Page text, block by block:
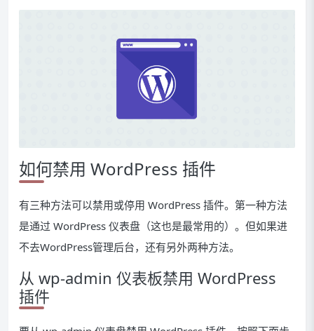
如何禁用 WordPress 插件
有三种方法可以禁用或停用 WordPress 插件。第一种方法
是通过 WordPress 仪表盘（这也是最常用的）。但如果进
不去WordPress管理后台，还有另外两种方法。
从 wp-admin 仪表板禁用 WordPress
插件